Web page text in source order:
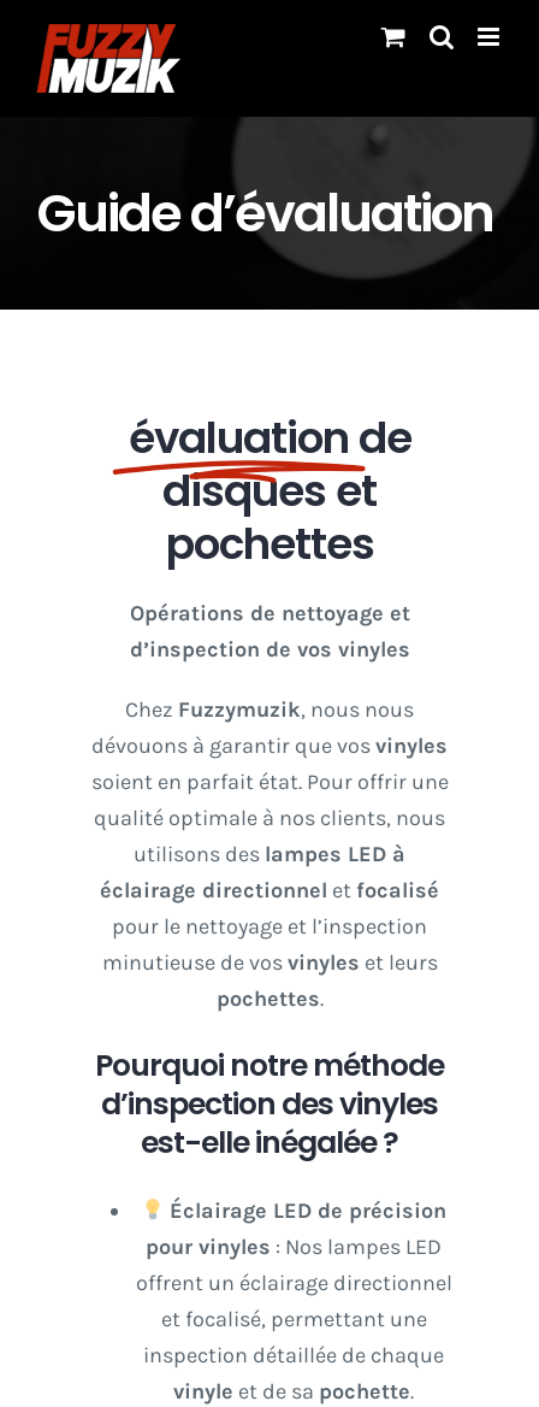
content
Guide d’évaluation
évaluationde
disques et
pochettes
Opérations de nettoyage et
d’inspection de vos vinyles
Chez Fuzzymuzik, nous nous
dévouons à garantir que vosvinyles
soient en parfait état. Pour offrir une
qualité optimale à nos clients, nous
utilisons des lampes LED à
éclairage directionnel et focalisé
pour le nettoyage et l’inspection
minutieuse de vosvinyles et leurs
pochettes.
Pourquoi notre méthode
d’inspection des vinyles
est-elle inégalée ?
Éclairage LED de précision
pour vinyles : Nos lampes LED
offrent un éclairage directionnel
et focalisé, permettant une
inspection détaillée de chaque
vinyle et de sa pochette.